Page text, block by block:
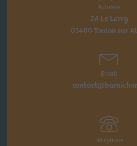
Adresse
ZA Le Larry
03400 Toulon sur
Email
Téléphone